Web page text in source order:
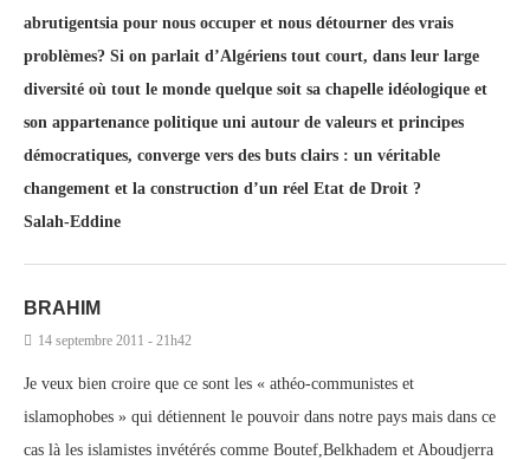
abrutigentsia pour nous occuper et nous détourner des vrais
problèmes? Si on parlait d’Algériens tout court, dans leur large
diversité où tout le monde quelque soit sa chapelle idéologique et
son appartenance politique uni autour de valeurs et principes
démocratiques, converge vers des buts clairs : un véritable
changement et la construction d’un réel Etat de Droit ?
Salah-Eddine
BRAHIM
14 septembre 2011 - 21h42
Je veux bien croire que ce sont les « athéo-communistes et
islamophobes » qui détiennent le pouvoir dans notre pays mais dans ce
cas là les islamistes invétérés comme Boutef,Belkhadem et Aboudjerra